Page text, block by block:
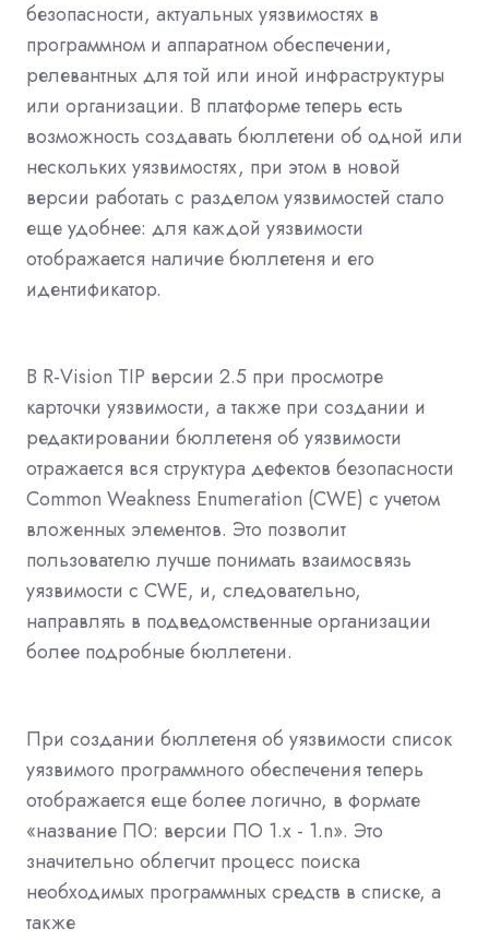
безопасности, актуальных уязвимостях в
программном и аппаратном обеспечении,
релевантных для той или иной инфраструктуры
или организации. В платформе теперь есть
возможность создавать бюллетени об одной или
нескольких уязвимостях, при этом в новой
версии работать с разделом уязвимостей стало
еще удобнее: для каждой уязвимости
отображается наличие бюллетеня и его
идентификатор.
В R-Vision TIP версии 2.5 при просмотре
карточки уязвимости, а также при создании и
редактировании бюллетеня об уязвимости
отражается вся структура дефектов безопасности
Common Weakness Enumeration (CWE) с учетом
вложенных элементов. Это позволит
пользователю лучше понимать взаимосвязь
уязвимости с CWE, и, следовательно,
направлять в подведомственные организации
более подробные бюллетени.
При создании бюллетеня об уязвимости список
уязвимого программного обеспечения теперь
отображается еще более логично, в формате
«название ПО: версии ПО 1.x - 1.n». Это
значительно облегчит процесс поиска
необходимых программных средств в списке, а
также